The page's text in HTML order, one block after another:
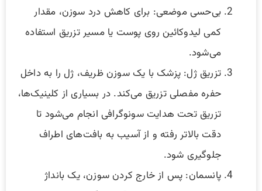
بی‌حسی موضعی: برای کاهش درد سوزن، مقدار
کمی لیدوکائین روی پوست یا مسیر تزریق استفاده
می‌شود.
تزریق ژل: پزشک با یک سوزن ظریف، ژل را به داخل
حفره مفصلی تزریق می‌کند. در بسیاری از کلینیک‌ها،
تزریق تحت هدایت سونوگرافی انجام می‌شود تا
دقت بالاتر رفته و از آسیب به بافت‌های اطراف
جلوگیری شود.
پانسمان: پس از خارج کردن سوزن، یک بانداژ